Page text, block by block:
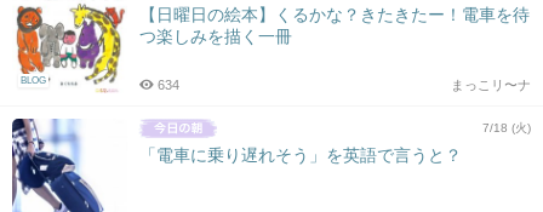
BLOG
【日曜日の絵本】くるかな？きたきたー！電車を待
つ楽しみを描く一冊
まっこリ〜ナ
634
7/18 (火)
「電車に乗り遅れそう」を英語で言うと？